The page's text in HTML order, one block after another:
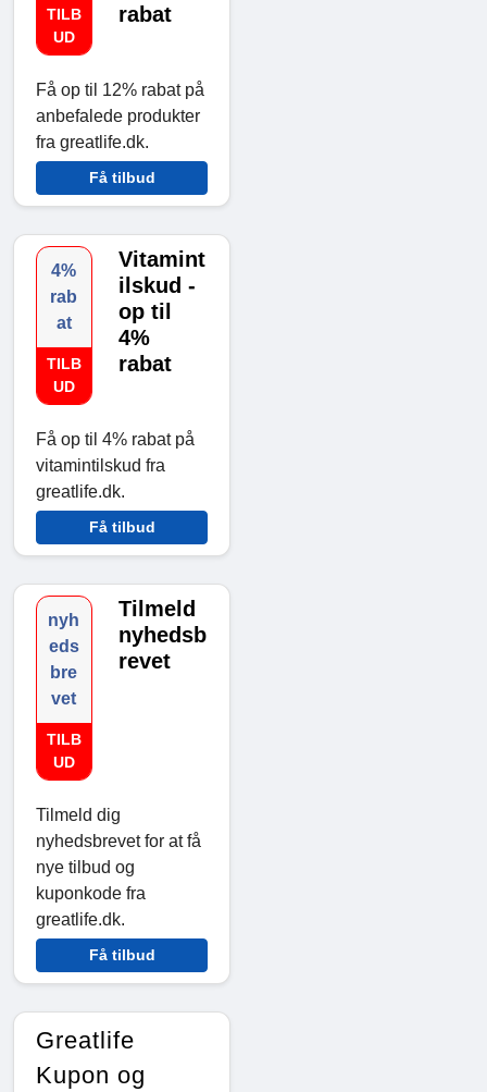
TILB
UD
rabat
Få op til 12% rabat på
anbefalede produkter
fra greatlife.dk.
Få tilbud
4%
rab
at
TILB
UD
Vitamint
ilskud -
op til
4%
rabat
Få op til 4% rabat på
vitamintilskud fra
greatlife.dk.
Få tilbud
nyh
eds
bre
vet
TILB
UD
Tilmeld
nyhedsb
revet
Tilmeld dig
nyhedsbrevet for at få
nye tilbud og
kuponkode fra
greatlife.dk.
Få tilbud
Greatlife
Kupon og